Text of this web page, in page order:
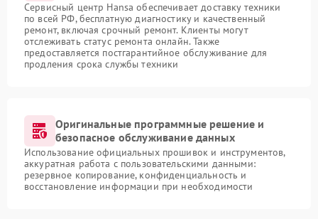
Сервисный центр Hansa обеспечивает доставку техники
по всей РФ, бесплатную диагностику и качественный
ремонт, включая срочный ремонт. Клиенты могут
отслеживать статус ремонта онлайн. Также
предоставляется постгарантийное обслуживание для
продления срока службы техники
Оригинальные программные решение и
безопасное обслуживание данных
Использование официальных прошивок и инструментов,
аккуратная работа с пользовательскими данными:
резервное копирование, конфиденциальность и
восстановление информации при необходимости